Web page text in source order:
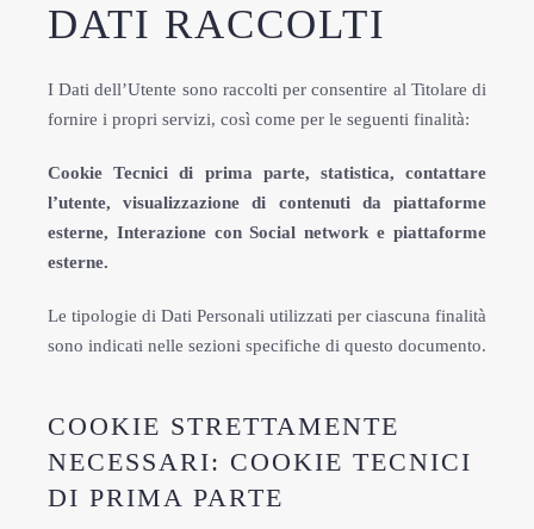
DATI RACCOLTI
I Dati dell’Utente sono raccolti per consentire al Titolare di
fornire i propri servizi, così come per le seguenti finalità:
Cookie Tecnici di prima parte, statistica, contattare
l’utente, visualizzazione di contenuti da piattaforme
esterne, Interazione con Social network e piattaforme
esterne.
Le tipologie di Dati Personali utilizzati per ciascuna finalità
sono indicati nelle sezioni specifiche di questo documento.
COOKIE STRETTAMENTE
NECESSARI: COOKIE TECNICI
DI PRIMA PARTE